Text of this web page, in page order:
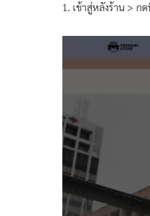
1. เข้าสู่หลังร้าน >